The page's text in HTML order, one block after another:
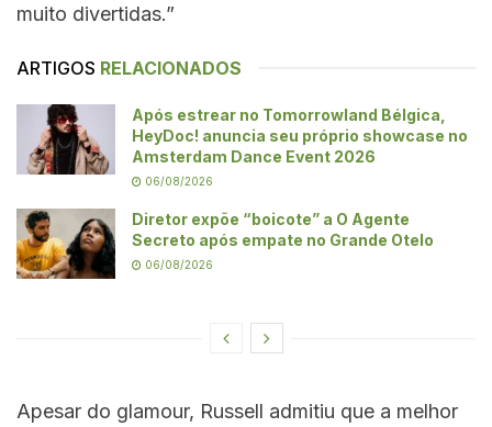
muito divertidas.”
ARTIGOS RELACIONADOS
Após estrear no Tomorrowland Bélgica,
HeyDoc! anuncia seu próprio showcase no
Amsterdam Dance Event 2026
06/08/2026
Diretor expõe “boicote” a O Agente
Secreto após empate no Grande Otelo
06/08/2026
Apesar do glamour, Russell admitiu que a melhor